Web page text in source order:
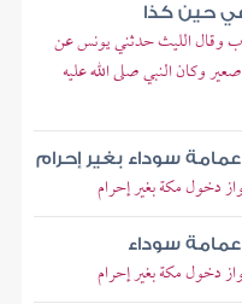
حين كذا
وقال الليث حدثني يونس عن
وكان النبي صلى الله عليه
سوداء بغير إحرام
مكة بغير إحرام
سوداء
مكة بغير إحرام